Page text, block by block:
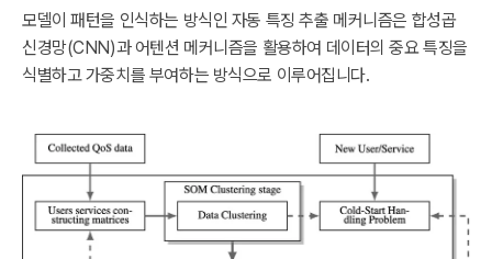
모델이 패턴을 인식하는 방식인 자동 특징 추출 메커니즘은 합성곱
신경망(CNN)과 어텐션 메커니즘을 활용하여 데이터의 중요 특징을
식별하고 가중치를 부여하는 방식으로 이루어집니다.